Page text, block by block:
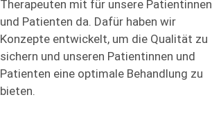
Therapeuten mit für unsere Patientinnen
und Patienten da. Dafür haben wir
Konzepte entwickelt, um die Qualität zu
sichern und unseren Patientinnen und
Patienten eine optimale Behandlung zu
bieten.